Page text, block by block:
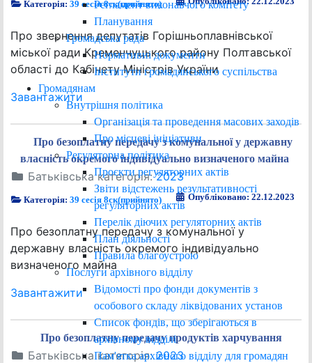
Регламент виконавчого комітету
Планування
Громадська рада
Нормативні документи
Інститути громадянського суспільства
Громадянам
Внутрішня політика
Організація та проведення масових заходів
Про місцеві ініціативи
Регуляторна політика
Проєкти регуляторних актів
Звіти відстежень результативності
регуляторних актів
Перелік діючих регуляторних актів
План діяльності
Правила благоустрою
Послуги архівного відділу
Відомості про фонди документів з
особового складу ліквідованих установ
Список фондів, що зберігаються в
архівному відділі
Пам'ятка архівного відділу для громадян
Категорія:39 сесія 8ск(прийнято)
Про звернення депутатів Горішньоплавнівської
міської ради Кременчуцького району Полтавської
області до Кабінету Міністрів України
Завантажити
Про безоплатну передачу з комунальної у державну
власність окремого індивідуально визначеного майна
Батьківська категорія:2023
Категорія:39 сесія 8ск(прийнято) Опубліковано: 22.12.2023
Про безоплатну передачу з комунальної у
державну власність окремого індивідуально
визначеного майна
Завантажити
Про безоплатну передачу продуктів харчування
Батьківська категорія:2023